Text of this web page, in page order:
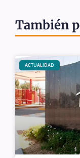
También
ACTUALIDAD